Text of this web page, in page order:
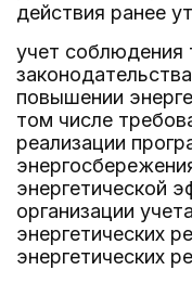
действия ранее
учет соблюдения
повышении
том числе
реализации
энергетической
организации
энергетических
энергетических